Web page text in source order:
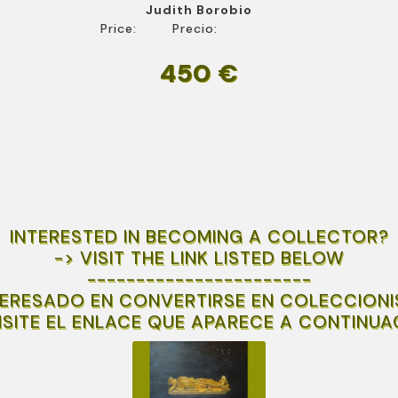
Judith Borobio
Price:
Precio:
450 €
INTERESTED IN BECOMING A COLLECTOR?
-> VISIT THE LINK LISTED BELOW
-----------------------
EN CONVERTIRSE EN
EL ENLACE QUE APARECE A